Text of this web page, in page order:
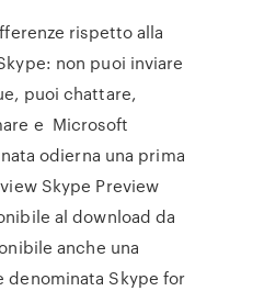
rispetto alla
non puoi inviare
puoi chattare,
e Microsoft
odierna una prima
Skype Preview
al download da
anche una
denominata Skype for